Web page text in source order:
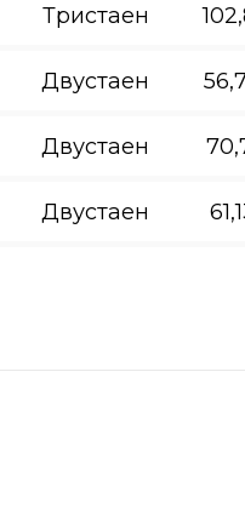
Тристаен
Двустаен
Двустаен
Двустаен